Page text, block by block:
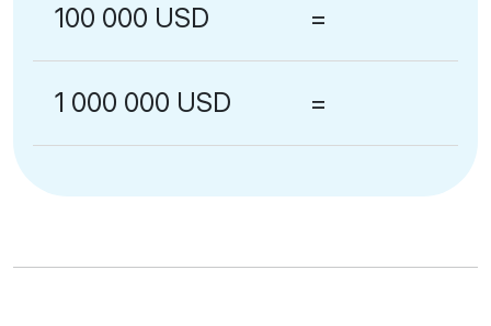
100 000 USD =
1 000 000 USD =